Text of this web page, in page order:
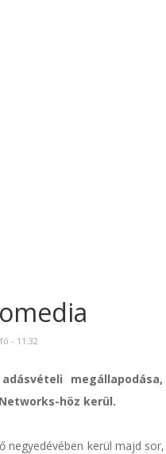
- 11:32
höz kerül.
negyedévében kerül majd